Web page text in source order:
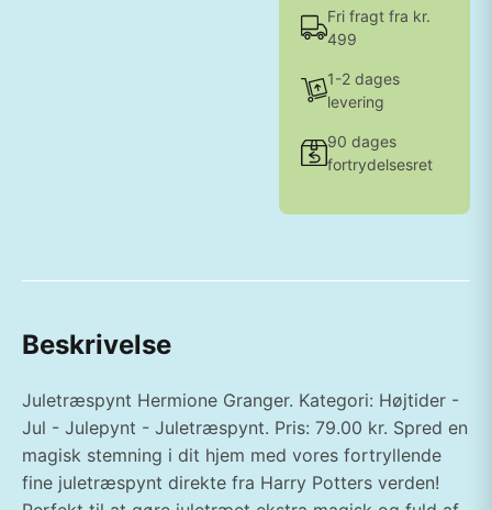
Fri fragt fra kr.
499
1-2 dages
levering
90 dages
fortrydelsesret
Beskrivelse
Juletræspynt Hermione Granger. Kategori: Højtider -
Jul - Julepynt - Juletræspynt. Pris: 79.00 kr. Spred en
magisk stemning i dit hjem med vores fortryllende
fine juletræspynt direkte fra Harry Potters verden!